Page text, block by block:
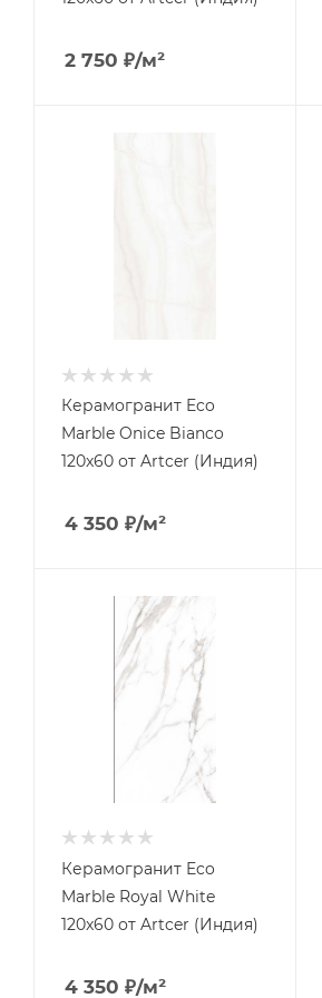
2 750 ₽/м²
Керамогранит Eco
Marble Onice Bianco
120x60 от Artcer (Индия)
4 350 ₽/м²
Керамогранит Eco
Marble Royal White
120x60 от Artcer (Индия)
4 350 ₽/м²